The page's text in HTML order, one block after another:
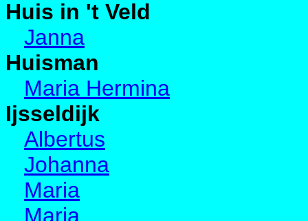
Huis in 't Veld
Janna
Huisman
Maria Hermina
Ijsseldijk
Albertus
Johanna
Maria
Maria